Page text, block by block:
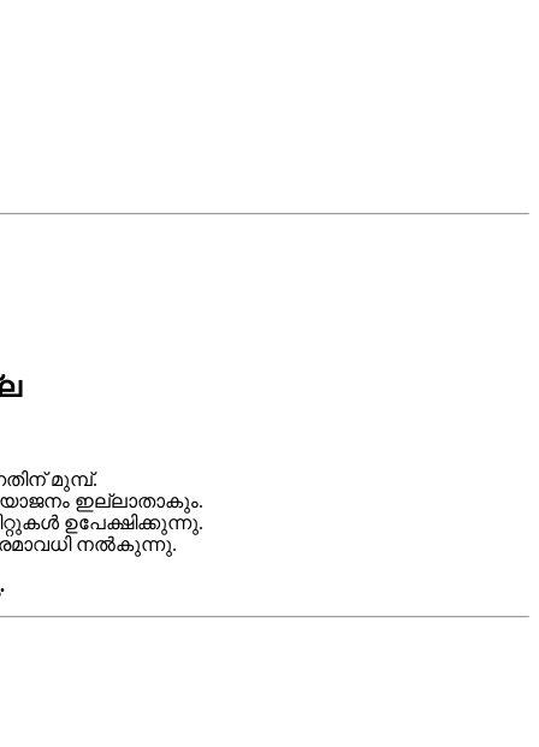
മുമ്പ്.
ഇല്ലാതാകും.
ഉപേക്ഷിക്കുന്നു.
നൽകുന്നു.